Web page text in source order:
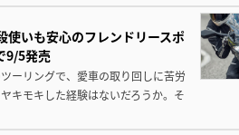
使いも安心のフレンドリースポ
9/5発売
ーリングで、愛車の取り回しに苦労
キモキした経験はないだろうか。そ